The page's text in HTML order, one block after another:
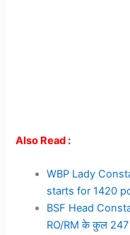
Also Read :
WBP Lady
starts for 1420
BSF Head
RO/RM के कुल 247